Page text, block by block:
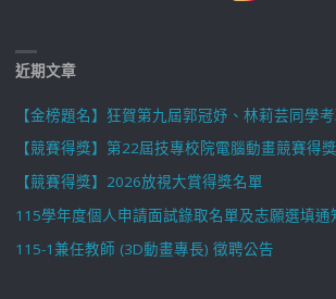
近期文章
【金榜題名】狂賀第九屆郭冠妤、林莉芸同學
【競賽得獎】第22屆技專校院電腦動畫競賽得
【競賽得獎】2026放視大賞得獎名單
115學年度個人申請面試錄取名單及志願選填通
115-1兼任教師 (3D動畫專長) 徵聘公告